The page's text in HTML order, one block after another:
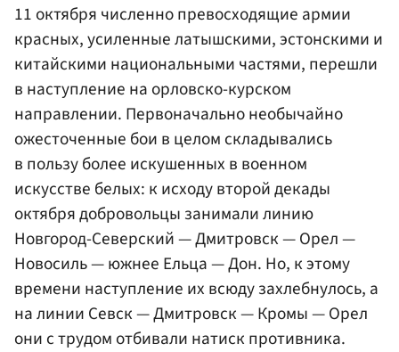
11 октября численно превосходящие армии
красных, усиленные латышскими, эстонскими и
китайскими национальными частями, перешли
в наступление на орловско-курском
направлении. Первоначально необычайно
ожесточенные бои в целом складывались
в пользу более искушенных в военном
искусстве белых: к исходу второй декады
октября добровольцы занимали линию
Новгород-Северский — Дмитровск — Орел —
Новосиль — южнее Ельца — Дон. Но, к этому
времени наступление их всюду захлебнулось, а
на линии Севск — Дмитровск — Кромы — Орел
они с трудом отбивали натиск противника.